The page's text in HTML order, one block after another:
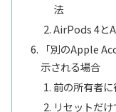
法
AirPods 4と
「別のApple
示される場合
前の所有者
リセットだ